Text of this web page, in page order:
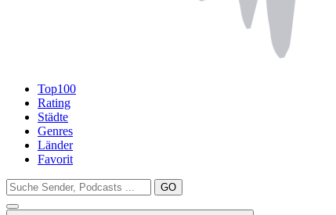
Top100
Rating
Städte
Genres
Länder
Favorit
GO